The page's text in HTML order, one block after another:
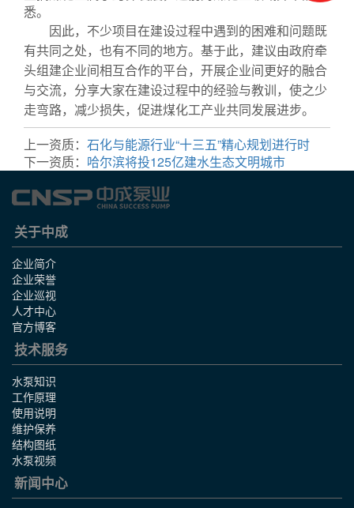
悉。
因此，不少项目在建设过程中遇到的困难和问题既
有共同之处，也有不同的地方。基于此，建议由政府牵
头组建企业间相互合作的平台，开展企业间更好的融合
与交流，分享大家在建设过程中的经验与教训，使之少
走弯路，减少损失，促进煤化工产业共同发展进步。
上一资质： 石化与能源行业“十三五”精心规划进行时
下一资质： 哈尔滨将投125亿建水生态文明城市
关于中成
企业简介
企业荣誉
企业巡视
人才中心
官方博客
技术服务
水泵知识
工作原理
使用说明
维护保养
结构图纸
水泵视频
新闻中心